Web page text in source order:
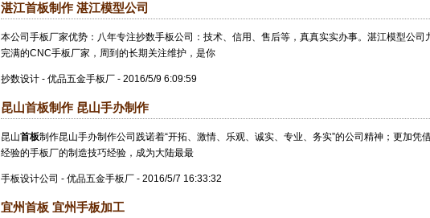
湛江首板制作 湛江模型公司
本公司手板厂家优势：八年专注抄数手板公司：技术、信用、售后等，真真实实办事。湛江模型公司
完满的CNC手板厂家，周到的长期关注维护，是你
抄数设计 - 优品五金手板厂 - 2016/5/9 6:09:59
昆山首板制作 昆山手办制作
昆山首板制作昆山手办制作公司践诺着“开拓、激情、乐观、诚实、专业、务实”的公司精神；更加凭
经验的手板厂的制造技巧经验，成为大陆最最
手板设计公司 - 优品五金手板厂 - 2016/5/7 16:33:32
宜州首板 宜州手板加工